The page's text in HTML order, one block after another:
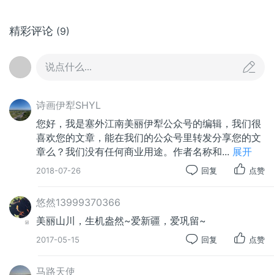
精彩评论 (9)
说点什么...
诗画伊犁SHYL
您好，我是塞外江南美丽伊犁公众号的编辑，我们很
喜欢您的文章，能在我们的公众号里转发分享您的文
章么？我们没有任何商业用途。作者名称和... 展开
2018-07-26 回复 点赞
悠然13999370366
美丽山川，生机盎然~爱新疆，爱巩留~
2017-05-15 回复 点赞
马路天使